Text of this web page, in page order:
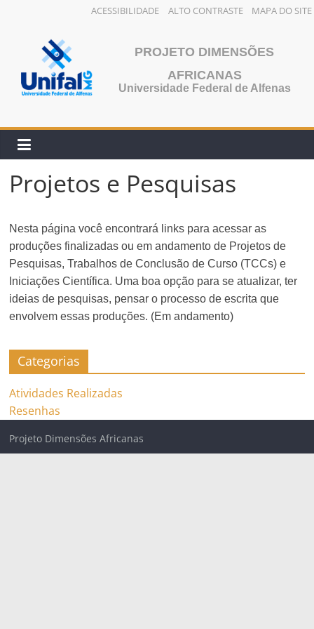
ACESSIBILIDADE ALTO CONTRASTE MAPA DO SITE
conteúdo
PROJETO DIMENSÕES
AFRICANAS
Universidade Federal de Alfenas
Projetos e Pesquisas
Nesta página você encontrará links para acessar as
produções finalizadas ou em andamento de Projetos de
Pesquisas, Trabalhos de Conclusão de Curso (TCCs) e
Iniciações Científica. Uma boa opção para se atualizar, ter
ideias de pesquisas, pensar o processo de escrita que
envolvem essas produções. (Em andamento)
Categorias
Atividades Realizadas
Resenhas
Projeto Dimensões Africanas